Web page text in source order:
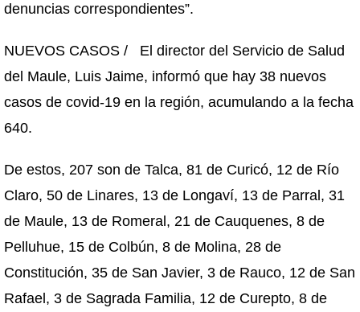
denuncias correspondientes”.
NUEVOS CASOS / El director del Servicio de Salud
del Maule, Luis Jaime, informó que hay 38 nuevos
casos de covid-19 en la región, acumulando a la fecha
640.
De estos, 207 son de Talca, 81 de Curicó, 12 de Río
Claro, 50 de Linares, 13 de Longaví, 13 de Parral, 31
de Maule, 13 de Romeral, 21 de Cauquenes, 8 de
Pelluhue, 15 de Colbún, 8 de Molina, 28 de
Constitución, 35 de San Javier, 3 de Rauco, 12 de San
Rafael, 3 de Sagrada Familia, 12 de Curepto, 8 de